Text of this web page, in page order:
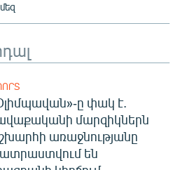
ը փակ է.
մարզիկներն
առաջնությանը
են